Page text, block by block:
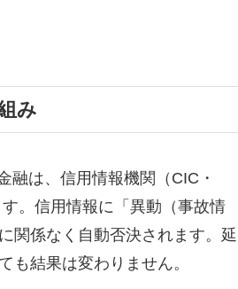
み
融は、信用情報機関（CIC・
す。信用情報に「異動（事故情
関係なく自動否決されます。延
も結果は変わりません。